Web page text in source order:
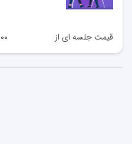
قیمت جلسه ای از